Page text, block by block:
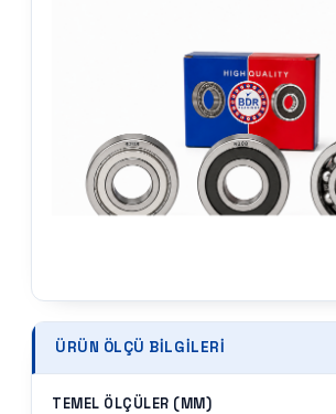
ÜRÜN ÖLÇÜ BILGILERI
TEMEL ÖLÇÜLER (MM)